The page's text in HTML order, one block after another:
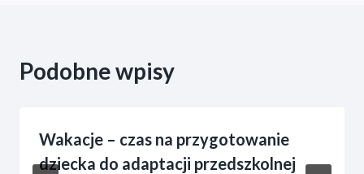
Podobne wpisy
Wakacje – czas na przygotowanie
dziecka do adaptacji przedszkolnej